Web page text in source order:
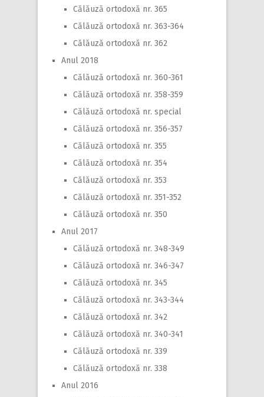
Călăuză ortodoxă nr. 365
Călăuză ortodoxă nr. 363-364
Călăuză ortodoxă nr. 362
Anul 2018
Călăuză ortodoxă nr. 360-361
Călăuză ortodoxă nr. 358-359
Călăuză ortodoxă nr. special
Călăuză ortodoxă nr. 356-357
Călăuză ortodoxă nr. 355
Călăuză ortodoxă nr. 354
Călăuză ortodoxă nr. 353
Călăuză ortodoxă nr. 351-352
Călăuză ortodoxă nr. 350
Anul 2017
Călăuză ortodoxă nr. 348-349
Călăuză ortodoxă nr. 346-347
Călăuză ortodoxă nr. 345
Călăuză ortodoxă nr. 343-344
Călăuză ortodoxă nr. 342
Călăuză ortodoxă nr. 340-341
Călăuză ortodoxă nr. 339
Călăuză ortodoxă nr. 338
Anul 2016